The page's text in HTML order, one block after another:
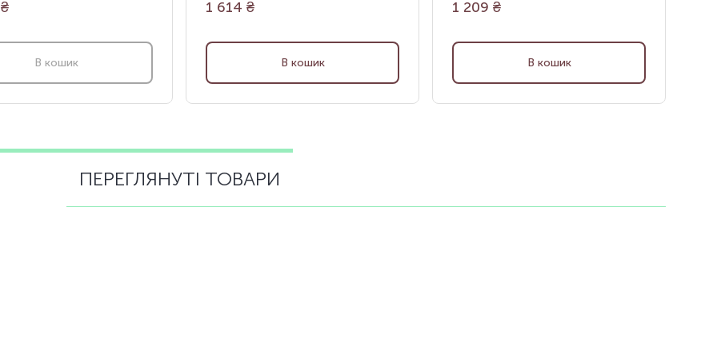
В кошик
1 614 ₴
В кошик
1 209 ₴
В кошик
ПЕРЕГЛЯНУТІ ТОВАРИ